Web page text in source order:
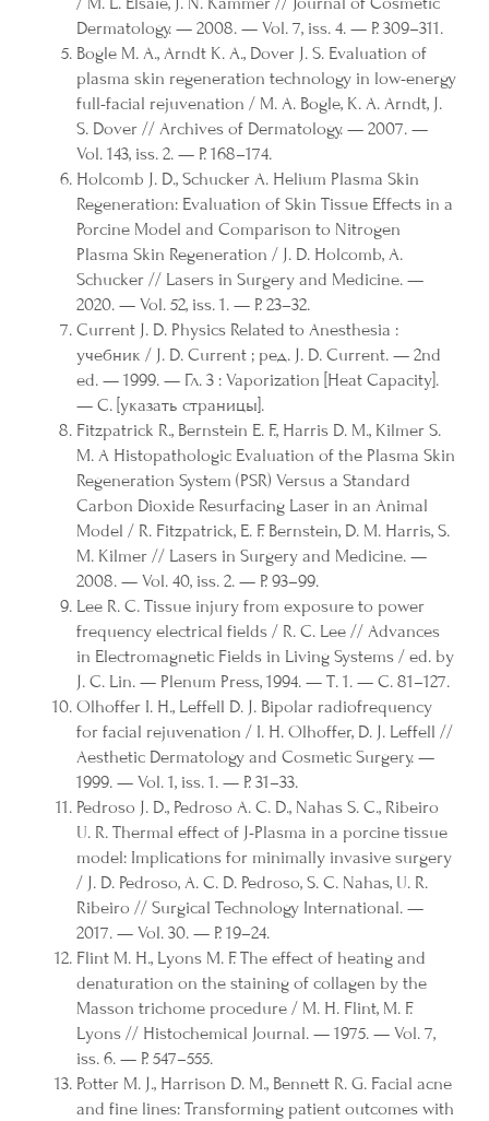
Dermatology. — 2008. — Vol. 7, iss. 4. — P. 309–311.
Bogle M. A., Arndt K. A., Dover J. S. Evaluation of
plasma skin regeneration technology in low-energy
full-facial rejuvenation / M. A. Bogle, K. A. Arndt, J.
S. Dover // Archives of Dermatology. — 2007. —
Vol. 143, iss. 2. — P. 168–174.
Holcomb J. D., Schucker A. Helium Plasma Skin
Regeneration: Evaluation of Skin Tissue Effects in a
Porcine Model and Comparison to Nitrogen
Plasma Skin Regeneration / J. D. Holcomb, A.
Schucker // Lasers in Surgery and Medicine. —
2020. — Vol. 52, iss. 1. — P. 23–32.
Current J. D. Physics Related to Anesthesia :
учебник / J. D. Current ; ред. J. D. Current. — 2nd
ed. — 1999. — Гл. 3 : Vaporization [Heat Capacity].
— С. [указать страницы].
Fitzpatrick R., Bernstein E. F., Harris D. M., Kilmer S.
M. A Histopathologic Evaluation of the Plasma Skin
Regeneration System (PSR) Versus a Standard
Carbon Dioxide Resurfacing Laser in an Animal
Model / R. Fitzpatrick, E. F. Bernstein, D. M. Harris, S.
M. Kilmer // Lasers in Surgery and Medicine. —
2008. — Vol. 40, iss. 2. — P. 93–99.
Lee R. C. Tissue injury from exposure to power
frequency electrical fields / R. C. Lee // Advances
in Electromagnetic Fields in Living Systems / ed. by
J. C. Lin. — Plenum Press, 1994. — Т. 1. — С. 81–127.
Olhoffer I. H., Leffell D. J. Bipolar radiofrequency
for facial rejuvenation / I. H. Olhoffer, D. J. Leffell //
Aesthetic Dermatology and Cosmetic Surgery. —
1999. — Vol. 1, iss. 1. — P. 31–33.
Pedroso J. D., Pedroso A. C. D., Nahas S. C., Ribeiro
U. R. Thermal effect of J-Plasma in a porcine tissue
model: Implications for minimally invasive surgery
/ J. D. Pedroso, A. C. D. Pedroso, S. C. Nahas, U. R.
Ribeiro // Surgical Technology International. —
2017. — Vol. 30. — P. 19–24.
Flint M. H., Lyons M. F. The effect of heating and
denaturation on the staining of collagen by the
Masson trichome procedure / M. H. Flint, M. F.
Lyons // Histochemical Journal. — 1975. — Vol. 7,
iss. 6. — P. 547–555.
Potter M. J., Harrison D. M., Bennett R. G. Facial acne
and fine lines: Transforming patient outcomes with